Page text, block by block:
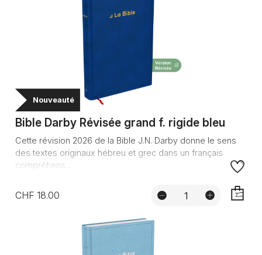
Nouveauté
Bible Darby Révisée grand f. rigide bleu
Cette révision 2026 de la Bible J.N. Darby donne le sens
des textes originaux hébreu et grec dans un français
compréhens...
CHF 18.00